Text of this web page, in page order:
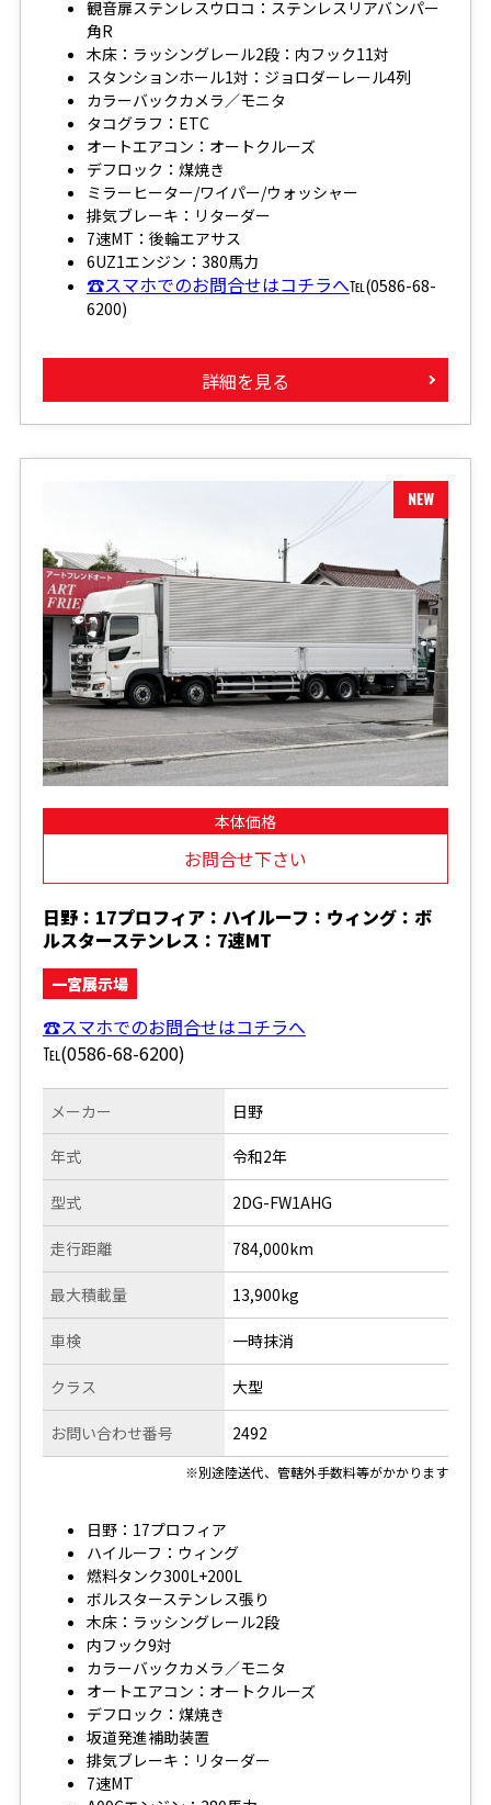
観音扉ステンレスウロコ：ステンレスリアバンパー
角R
木床：ラッシングレール2段：内フック11対
スタンションホール1対：ジョロダーレール4列
カラーバックカメラ／モニタ
タコグラフ：ETC
オートエアコン：オートクルーズ
デフロック：煤焼き
ミラーヒーター/ワイパー/ウォッシャー
排気ブレーキ：リターダー
7速MT：後輪エアサス
6UZ1エンジン：380馬力
☎スマホでのお問合せはコチラへ℡(0586-68-
6200)
詳細を見る
本体価格
お問合せ下さい
日野：17プロフィア：ハイルーフ：ウィング：ボ
ルスターステンレス：7速MT
一宮展示場
☎スマホでのお問合せはコチラへ
℡(0586-68-6200)
メーカー
年式
型式
走行距離
日野
令和2年
2DG-FW1AHG
784,000km
最大積載量
車検
クラス
お問い合わせ番号
13,900kg
一時抹消
大型
2492
※別途陸送代、管轄外手数料等がかかります
日野：17プロフィア
ハイルーフ：ウィング
燃料タンク300L+200L
ボルスターステンレス張り
木床：ラッシングレール2段
内フック9対
カラーバックカメラ／モニタ
オートエアコン：オートクルーズ
デフロック：煤焼き
坂道発進補助装置
排気ブレーキ：リターダー
7速MT